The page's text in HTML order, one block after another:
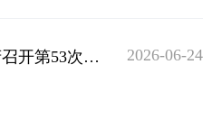
十四届德格县人民政府召开第53次常务会议 2026-06-24